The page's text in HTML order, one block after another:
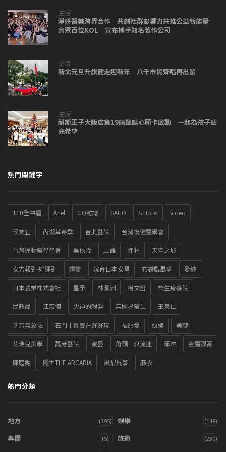
生活
淨妍醫美跨界合作 共創社群影響力共推公益新能量
齊聚百位KOL 宣布攜手知名製作公司
生活
新北元旦升旗健走迎新年 八千市民齊唱再出發
生活
耐斯王子大飯店第19屆聖誕心願卡啟動 一起為孩子點
亮希望
熱門關鍵字
110全中運 Ariel GQ雜誌 SACO S Hotel video
侯友宜 內湖草莓季 台北醫院 台灣復健醫學會
台灣運動醫學學會 吳依霖 土雞 坪林 天空之城
女力報到-好運到 婚變 嫁台日本女星 布袋戲風箏 愛紗
日本農業株式會社 星予 林瀛洲 柯文哲 樂生療養院
民政局 江宏傑 火神的眼淚 無國界醫生 王泉仁
瑞芳氣象站 石門十景實在好好玩 福原愛 紋繡 美睫
艾瑞兒美學 萬芳醫院 蜜唇 角頭－浪流連 邱澤 金屬彈簧
陳庭妮 隱世THE ARCADIA 風梨風箏 麻衣
熱門分類
地方 (395) 娛樂 (148)
專欄 (5) 旅遊 (230)